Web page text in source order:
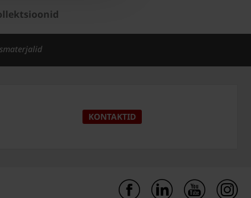
KONTAKTID